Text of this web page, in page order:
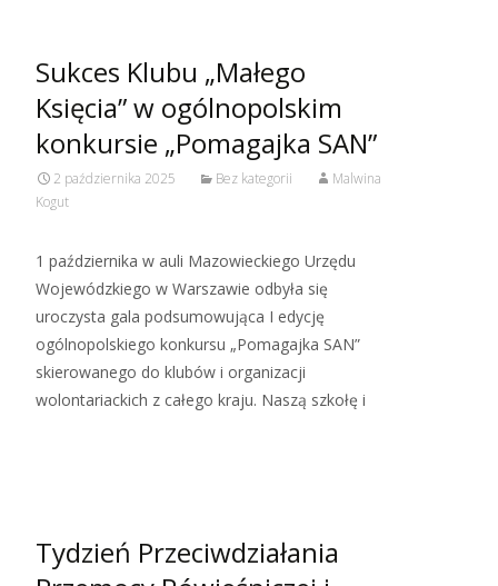
Sukces Klubu „Małego
Księcia” w ogólnopolskim
konkursie „Pomagajka SAN”
2 października 2025 Bez kategorii
Malwina
Kogut
1 października w auli Mazowieckiego Urzędu
Wojewódzkiego w Warszawie odbyła się
uroczysta gala podsumowująca I edycję
ogólnopolskiego konkursu „Pomagajka SAN”
skierowanego do klubów i organizacji
wolontariackich z całego kraju. Naszą szkołę i
Tydzień Przeciwdziałania